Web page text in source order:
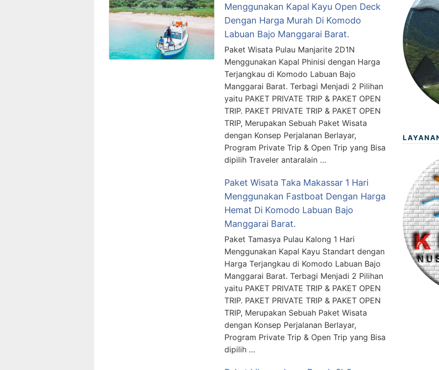
Menggunakan Kapal Kayu Open Deck
Dengan Harga Murah Di Komodo
Labuan Bajo Manggarai Barat.
Paket Wisata Pulau Manjarite 2D1N
Menggunakan Kapal Phinisi dengan Harga
Terjangkau di Komodo Labuan Bajo
Manggarai Barat. Terbagi Menjadi 2 Pilihan
yaitu PAKET PRIVATE TRIP & PAKET OPEN
TRIP. PAKET PRIVATE TRIP & PAKET OPEN
TRIP, Merupakan Sebuah Paket Wisata
dengan Konsep Perjalanan Berlayar,
Program Private Trip & Open Trip yang Bisa
dipilih Traveler antaralain …
Paket Wisata Taka Makassar 1 Hari
Menggunakan Fastboat Dengan Harga
Hemat Di Komodo Labuan Bajo
Manggarai Barat.
Paket Tamasya Pulau Kalong 1 Hari
Menggunakan Kapal Kayu Standart dengan
Harga Terjangkau di Komodo Labuan Bajo
Manggarai Barat. Terbagi Menjadi 2 Pilihan
yaitu PAKET PRIVATE TRIP & PAKET OPEN
TRIP. PAKET PRIVATE TRIP & PAKET OPEN
TRIP, Merupakan Sebuah Paket Wisata
dengan Konsep Perjalanan Berlayar,
Program Private Trip & Open Trip yang Bisa
dipilih …